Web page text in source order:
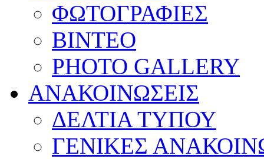
ΦΩΤΟΓΡΑΦΙΕΣ
ΒΙΝΤΕΟ
PHOTO GALLERY
ΑΝΑΚΟΙΝΩΣΕΙΣ
ΔΕΛΤΙΑ ΤΥΠΟΥ
ΓΕΝΙΚΕΣ